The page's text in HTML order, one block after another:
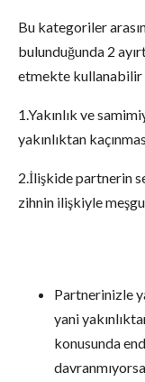
Bu kategoriler
bulunduğunda 2
etmekte kullanabilir
1.Yakınlık ve
yakınlıktan
2.İlişkide partnerin
zihnin ilişkiyle
Partnerinizle
yani
konusunda